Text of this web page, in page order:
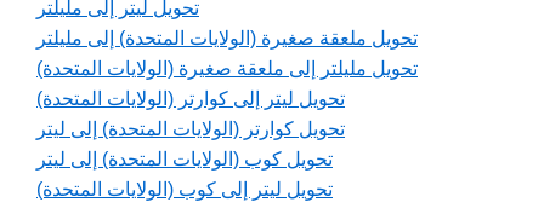
تحويل ليتر إلى مليلتر
تحويل ملعقة صغيرة (الولايات المتحدة) إلى مليلتر
تحويل مليلتر إلى ملعقة صغيرة (الولايات المتحدة)
تحويل ليتر إلى كوارتر (الولايات المتحدة)
تحويل كوارتر (الولايات المتحدة) إلى ليتر
تحويل كوب (الولايات المتحدة) إلى ليتر
تحويل ليتر إلى كوب (الولايات المتحدة)